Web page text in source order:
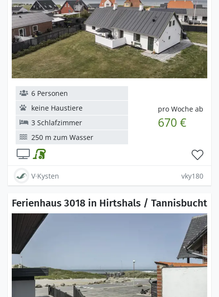
pro Woche ab
670 €
6 Personen
keine Haustiere
3 Schlafzimmer
250 m zum Wasser
V·Kysten vky180
Ferienhaus 3018 in Hirtshals / Tannisbucht